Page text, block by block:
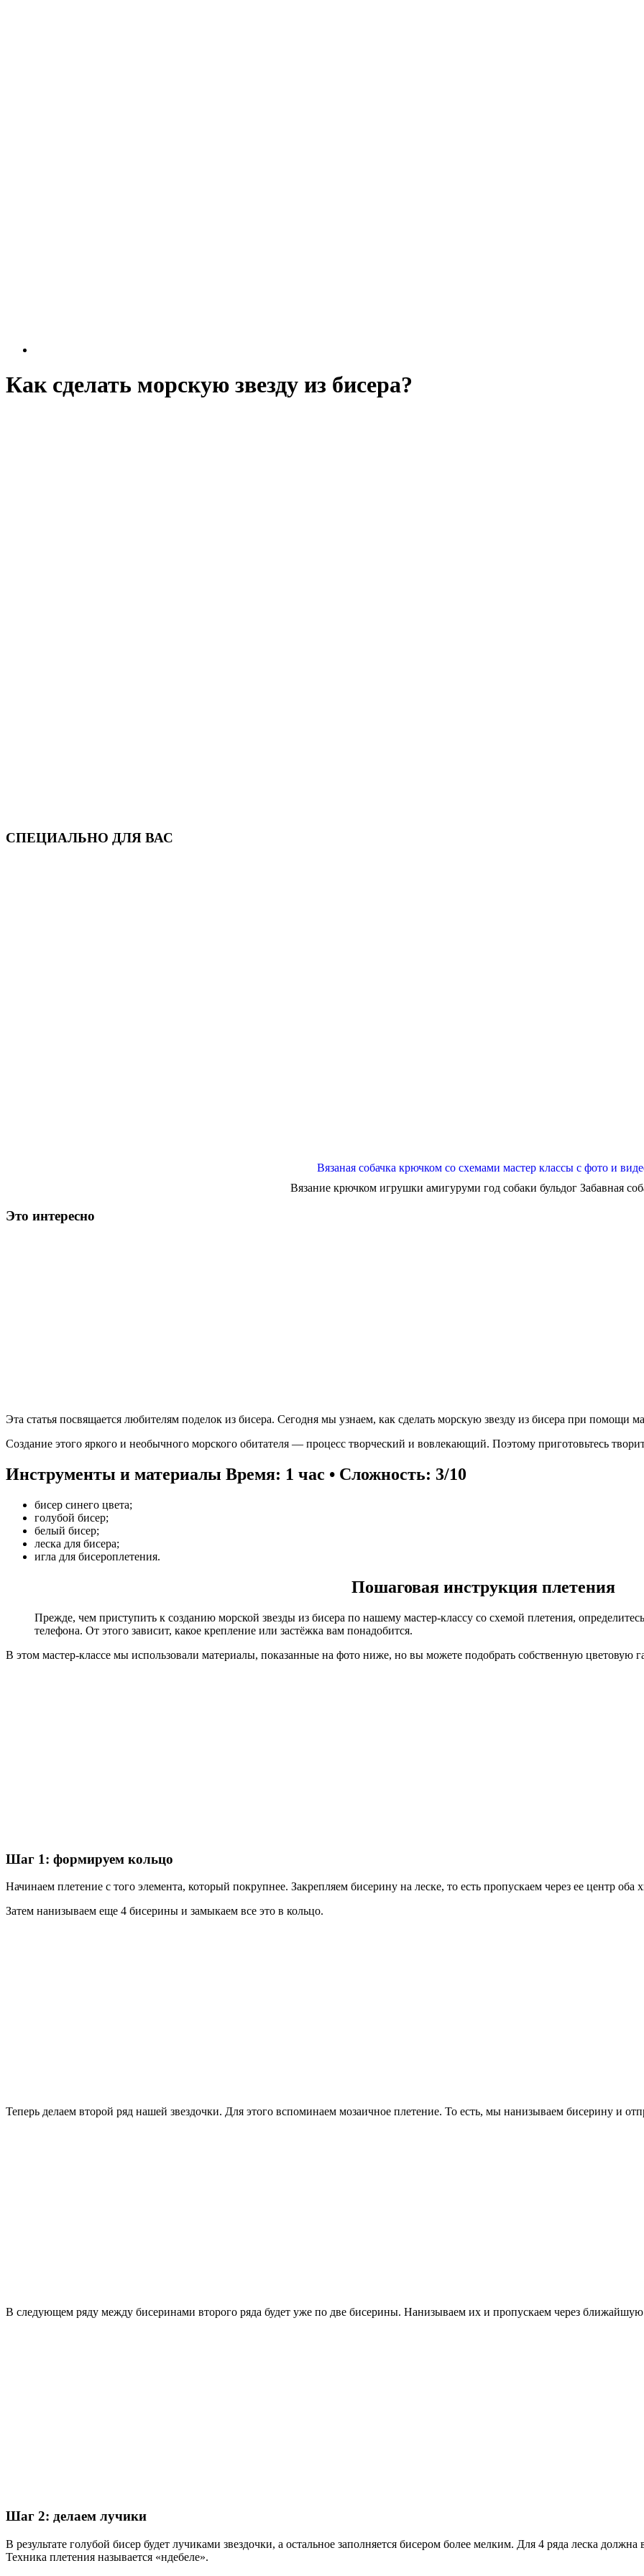
Как сделать морскую звезду из бисера?
СПЕЦИАЛЬНО ДЛЯ ВАС
Вязаная собачка крючком со схемами мастер классы с фото и
Вязание крючком игрушки амигуруми год собаки бульдог Забавная
Это интересно
Эта статья посвящается любителям поделок из бисера. Сегодня мы узнаем, как сделать морскую звезду из бисера при помощи
Создание этого яркого и необычного морского обитателя — процесс творческий и вовлекающий. Поэтому приготовьтесь
Инструменты и материалы Время: 1 час • Сложность: 3/10
бисер синего цвета;
голубой бисер;
белый бисер;
леска для бисера;
игла для бисероплетения.
Пошаговая инструкция плетения
Прежде, чем приступить к созданию морской звезды из бисера по нашему мастер-классу со схемой плетения,
телефона. От этого зависит, какое крепление или застёжка вам понадобится.
В этом мастер-классе мы использовали материалы, показанные на фото ниже, но вы можете подобрать собственную цветовую
Шаг 1: формируем кольцо
Начинаем плетение с того элемента, который покрупнее. Закрепляем бисерину на леске, то есть пропускаем через ее центр
Затем нанизываем еще 4 бисерины и замыкаем все это в кольцо.
Теперь делаем второй ряд нашей звездочки. Для этого вспоминаем мозаичное плетение. То есть, мы нанизываем бисерину и
В следующем ряду между бисеринами второго ряда будет уже по две бисерины. Нанизываем их и пропускаем через ближайшую
Шаг 2: делаем лучики
В результате голубой бисер будет лучиками звездочки, а остальное заполняется бисером более мелким. Для 4 ряда леска
Техника плетения называется «ндебеле».